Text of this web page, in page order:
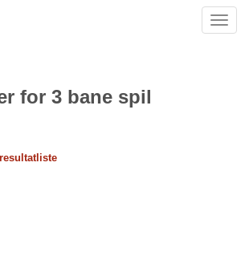
for 3 bane spil